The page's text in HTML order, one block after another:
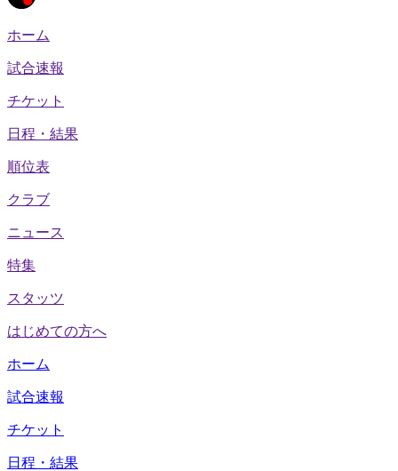
ホーム
試合速報
チケット
日程・結果
順位表
クラブ
ニュース
特集
スタッツ
はじめての方へ
ホーム
試合速報
チケット
日程・結果